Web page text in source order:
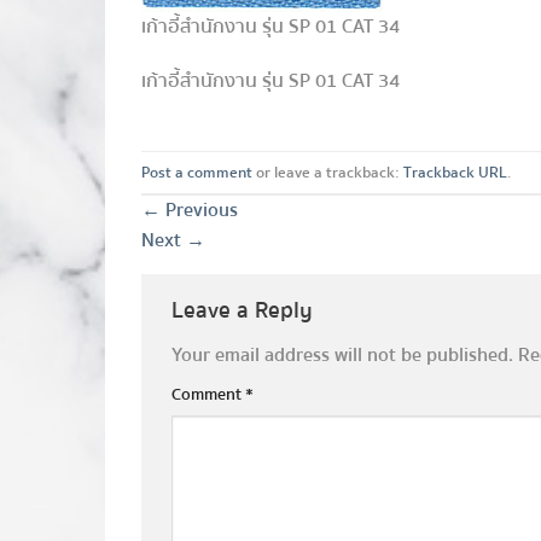
เก้าอี้สำนักงาน รุ่น SP 01 CAT 34
เก้าอี้สำนักงาน รุ่น SP 01 CAT 34
Post a commentor leave a trackback: Trackback URL.
← Previous
Next →
Leave a Reply
Your email address will not be published.
Comment*